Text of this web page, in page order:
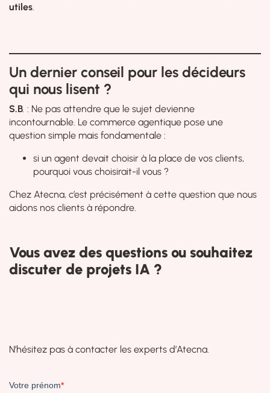
utiles.
Un dernier conseil pour les décideurs
qui nous lisent ?
S.B. : Ne pas attendre que le sujet devienne
incontournable. Le commerce agentique pose une
question simple mais fondamentale :
si un agent devait choisir à la place de vos clients,
pourquoi vous choisirait-il vous ?
Chez Atecna, c’est précisément à cette question que nous
aidons nos clients à répondre.
Vous avez des questions ou souhaitez
discuter de projets IA ?
N’hésitez pas à contacter les experts d’Atecna.